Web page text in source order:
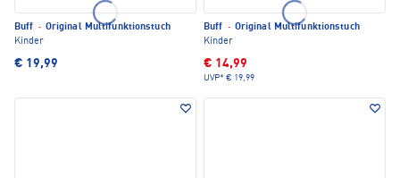
Buff · Original Multifunktionstuch
Kinder
€ 19,99
Buff · Original Multifunktionstuch
Kinder
€ 14,99
UVP* € 19,99